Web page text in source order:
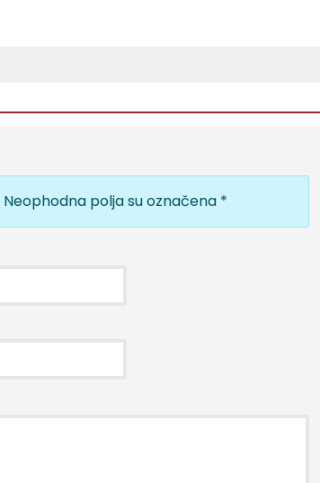
Neophodna polja su označena *